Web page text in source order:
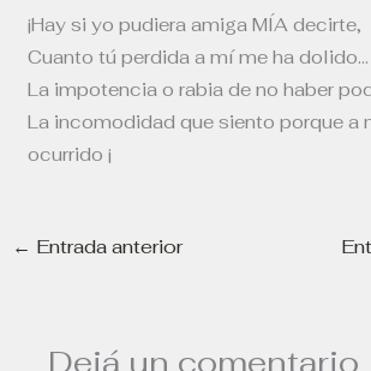
¡Hay si yo pudiera amiga MÍA decirte,
Cuanto tú perdida a mí me ha dolido…
La impotencia o rabia de no haber
La incomodidad que siento porque a
ocurrido ¡
← Entrada anterior
Dejá un comentario